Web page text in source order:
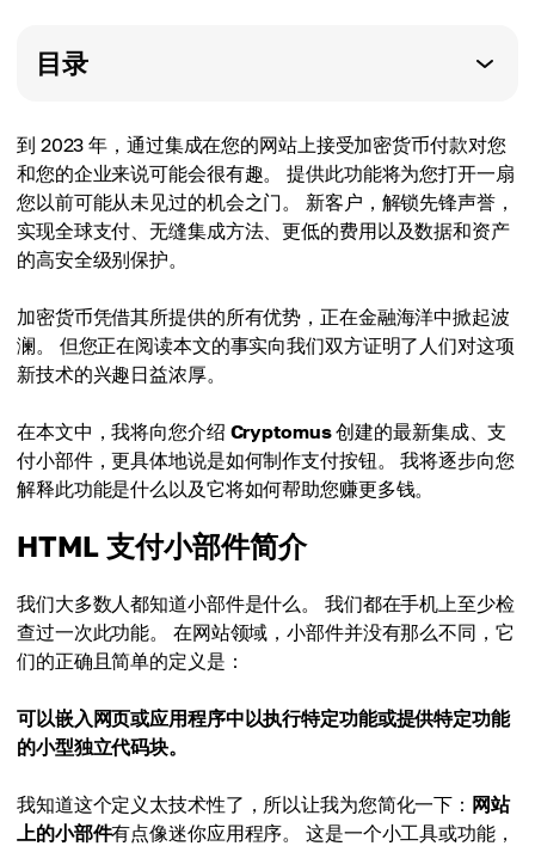
目录
到 2023 年，通过集成在您的网站上接受加密货币付款对您
和您的企业来说可能会很有趣。 提供此功能将为您打开一扇
您以前可能从未见过的机会之门。 新客户，解锁先锋声誉，
实现全球支付、无缝集成方法、更低的费用以及数据和资产
的高安全级别保护。
加密货币凭借其所提供的所有优势，正在金融海洋中掀起波
澜。 但您正在阅读本文的事实向我们双方证明了人们对这项
新技术的兴趣日益浓厚。
在本文中，我将向您介绍 Cryptomus创建的最新集成、支
付小部件，更具体地说是如何制作支付按钮。 我将逐步向您
解释此功能是什么以及它将如何帮助您赚更多钱。
HTML 支付小部件简介
我们大多数人都知道小部件是什么。 我们都在手机上至少检
查过一次此功能。 在网站领域，小部件并没有那么不同，它
们的正确且简单的定义是：
可以嵌入网页或应用程序中以执行特定功能或提供特定功能
的小型独立代码块。
我知道这个定义太技术性了，所以让我为您简化一下： 网站
上的小部件有点像迷你应用程序。 这是一个小工具或功能，